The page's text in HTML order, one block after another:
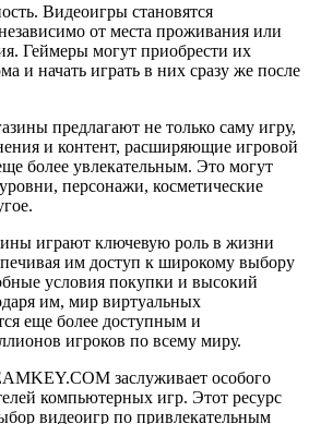
Видеоигры становятся
от места проживания или
Геймеры могут приобрести их
и начать играть в них сразу же после
предлагают не только саму игру,
и контент, расширяющие игровой
более увлекательным. Это могут
персонажи, косметические
играют ключевую роль в жизни
им доступ к широкому выбору
условия покупки и высокий
им, мир виртуальных
еще более доступным и
игроков по всему миру.
заслуживает особого
компьютерных игр. Этот ресурс
видеоигр по привлекательным